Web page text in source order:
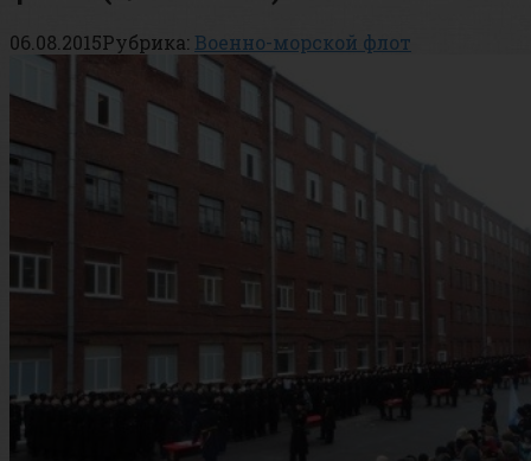
06.08.2015Рубрика: Военно-морской флот